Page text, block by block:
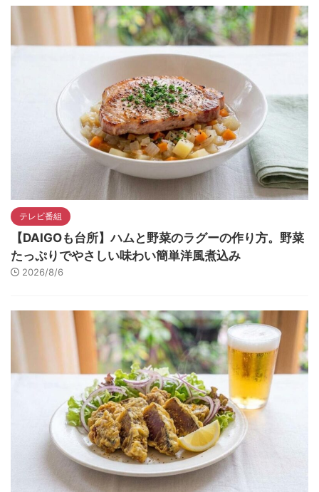
テレビ番組
【DAIGOも台所】ハムと野菜のラグーの作り方。野菜
たっぷりでやさしい味わい簡単洋風煮込み
2026/8/6